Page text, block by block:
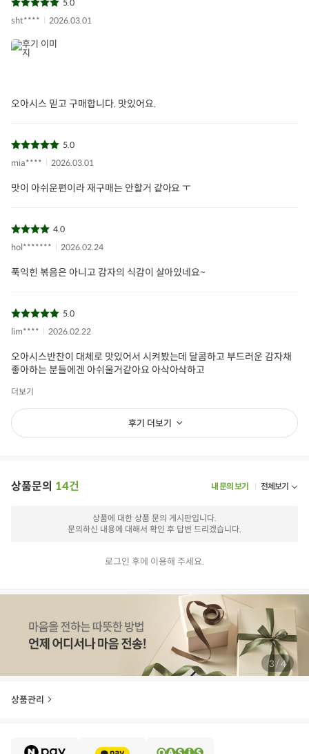
상품필수정보
상품명
생산자 및 소재지 (주)케이루트 / 경기도 성남시 중원구 갈마치로 218
지기한
원재료 및 함량
트남 등)},당근(국산),정제수,오천년의신비명품천일염(국산),
보관/취급방법
소비자상담문의 1577-0098
5.0
sht****
2026.03.01
오아시스 믿고 구매합니다. 맛있어요.
5.0
mia****
2026.03.01
맛이 아쉬운편이라 재구매는 안할거 같아요 ㅜ
4.0
hol*******
2026.02.24
푹익힌 볶음은 아니고 감자의 식감이 살아있네요~
5.0
lim****
2026.02.22
오아시스반찬이 대체로 맛있어서 시켜봤는데 달콤하고 부드러운 감자채
좋아하는 분들에겐 아쉬울거같아요 아삭아삭하고
더보기
후기 더보기
상품문의 14건 내 문의 보기 전체보기
상품에 대한 상품 문의 게시판입니다.
문의하신 내용에 대해서 확인 후 답변 드리겠습니다.
로그인 후에 이용해 주세요.
4 /4
상품관리